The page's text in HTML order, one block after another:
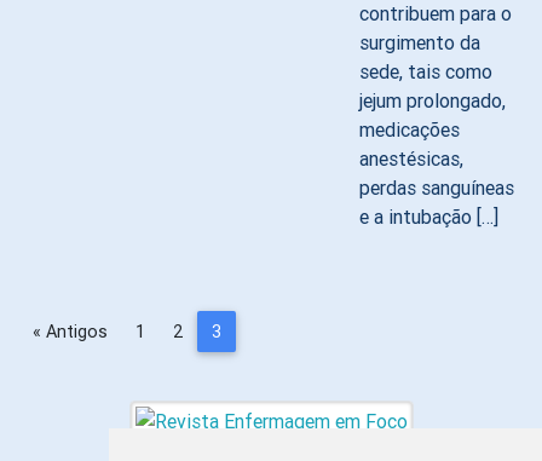
contribuem para o
surgimento da
sede, tais como
jejum prolongado,
medicações
anestésicas,
perdas sanguíneas
e a intubação […]
« Antigos 1 2 3